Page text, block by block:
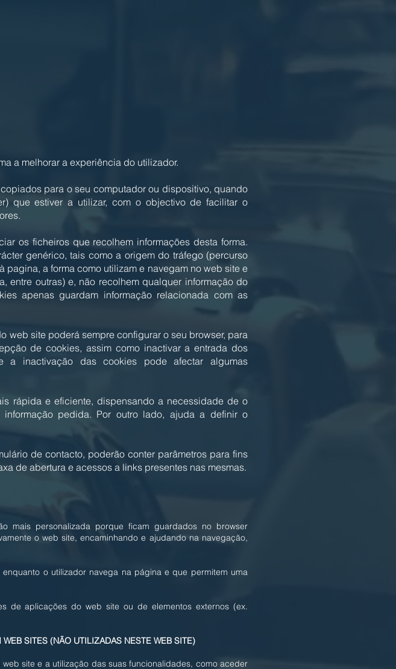
a melhorar a experiência do utilizador.
para o seu computador ou dispositivo, quando
que estiver a utilizar, com o objectivo de facilitar o
os ficheiros que recolhem informações desta forma.
genérico, tais como a origem do tráfego (percurso
a forma como utilizam e navegam no web site e
entre outras) e, não recolhem qualquer informação do
apenas guardam informação relacionada com as
web site poderá sempre configurar o seu browser, para
de cookies, assim como inactivar a entrada dos
a inactivação das cookies pode afectar algumas
rápida e eficiente, dispensando a necessidade de o
pedida. Por outro lado, ajuda a definir o
de contacto, poderão conter parâmetros para fins
de abertura e acessos a links presentes nas mesmas.
mais personalizada porque ficam guardados no browser
o web site, encaminhando e ajudando na navegação,
o utilizador navega na página e que permitem uma
de aplicações do web site ou de elementos externos (ex.
SITES (NÃO UTILIZADAS NESTE WEB SITE)
site e a utilização das suas funcionalidades, como aceder